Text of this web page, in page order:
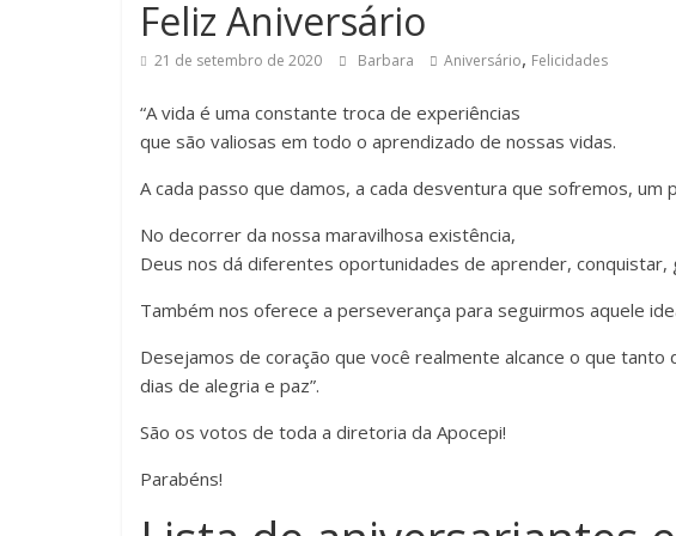
Feliz Aniversário
21 de setembro de 2020 Barbara Aniversário, Felicidades
“A vida é uma constante troca de experiências
que são valiosas em todo o aprendizado de nossas vidas.
A cada passo que damos, a cada desventura que sofremos, um
No decorrer da nossa maravilhosa existência,
Deus nos dá diferentes oportunidades de aprender, conquistar,
Também nos oferece a perseverança para seguirmos aquele
Desejamos de coração que você realmente alcance o que
dias de alegria e paz”.
São os votos de toda a diretoria da Apocepi!
Parabéns!